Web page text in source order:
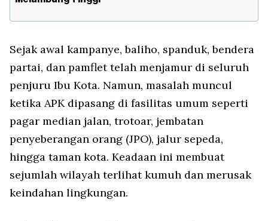
Sejak awal kampanye, baliho, spanduk, bendera
partai, dan pamflet telah menjamur di seluruh
penjuru Ibu Kota. Namun, masalah muncul
ketika APK dipasang di fasilitas umum seperti
pagar median jalan, trotoar, jembatan
penyeberangan orang (JPO), jalur sepeda,
hingga taman kota. Keadaan ini membuat
sejumlah wilayah terlihat kumuh dan merusak
keindahan lingkungan.